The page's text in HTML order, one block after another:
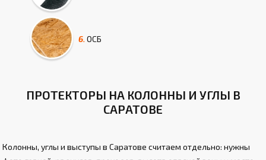
6. ОСБ
ПРОТЕКТОРЫ НА КОЛОННЫ И УГЛЫ В
САРАТОВЕ
Колонны, углы и выступы в Саратове считаем отдельно: нужны